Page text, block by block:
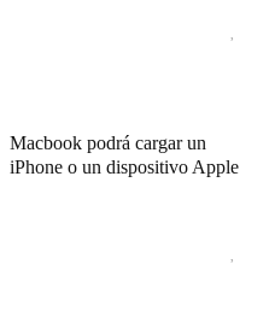
Macbook podrá cargar un
iPhone o un dispositivo Apple